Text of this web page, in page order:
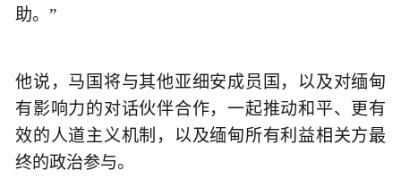
助。”
他说，马国将与其他亚细安成员国，以及对缅甸
有影响力的对话伙伴合作，一起推动和平、更有
效的人道主义机制，以及缅甸所有利益相关方最
终的政治参与。